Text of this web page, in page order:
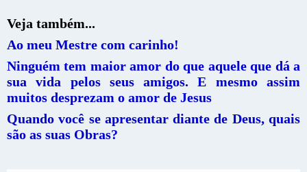
Veja também...
Ao meu Mestre com carinho!
Ninguém tem maior amor do que aquele que dá a
sua vida pelos seus amigos. E mesmo assim
muitos desprezam o amor de Jesus
Quando você se apresentar diante de Deus, quais
são as suas Obras?